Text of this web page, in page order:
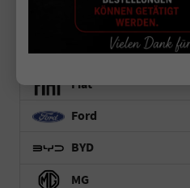
Dacia
Peugeot
Fiat
Ford
BYD
MG